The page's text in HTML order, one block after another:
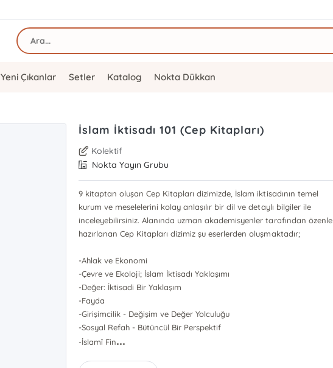
Yeni Çıkanlar Setler Katalog Nokta Dükkan
İslam İktisadı 101 (Cep Kitapları)
Kolektif
Nokta Yayın Grubu
9 kitaptan oluşan Cep Kitapları dizimizde, İslam iktisadının temel
kurum ve meselelerini kolay anlaşılır bir dil ve detaylı bilgiler ile
inceleyebilirsiniz. Alanında uzman akademisyenler tarafından özenle
hazırlanan Cep Kitapları dizimiz şu eserlerden oluşmaktadır;
-Ahlak ve Ekonomi
-Çevre ve Ekoloji; İslam İktisadı Yaklaşımı
-Değer: İktisadi Bir Yaklaşım
-Fayda
-Girişimcilik - Değişim ve Değer Yolculuğu
-Sosyal Refah - Bütüncül Bir Perspektif
-İslamî Fin...